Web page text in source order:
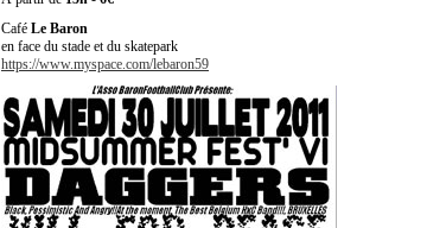
Café Le Baron
en face du stade et du skatepark
https://www.myspace.com/lebaron59